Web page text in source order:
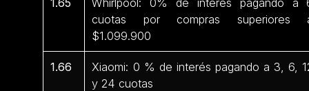
cuotas por compras superiores
$1.099.900
1.66
Xiaomi: 0 % de interés pagando a 3, 6,
y 24 cuotas